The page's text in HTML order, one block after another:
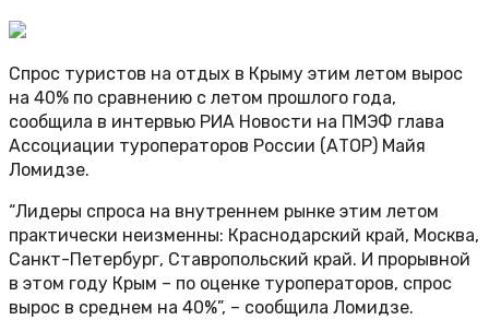
Спрос туристов на отдых в Крыму этим летом вырос
на 40% по сравнению с летом прошлого года,
сообщила в интервью РИА Новости на ПМЭФ глава
Ассоциации туроператоров России (АТОР) Майя
Ломидзе.
“Лидеры спроса на внутреннем рынке этим летом
практически неизменны: Краснодарский край, Москва,
Санкт-Петербург, Ставропольский край. И прорывной
в этом году Крым – по оценке туроператоров, спрос
вырос в среднем на 40%”, – сообщила Ломидзе.